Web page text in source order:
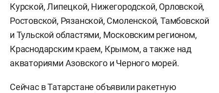
Курской, Липецкой, Нижегородской, Орловской,
Ростовской, Рязанской, Смоленской, Тамбовской
и Тульской областями, Московским регионом,
Краснодарским краем, Крымом, а также над
акваториями Азовского и Черного морей.
Сейчас в Татарстанеобъявили ракетную